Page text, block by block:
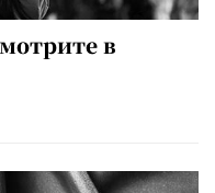
в